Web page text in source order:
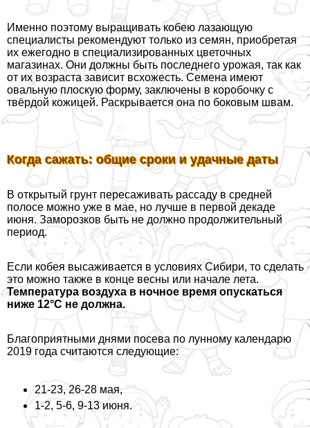
Именно поэтому выращивать кобею лазающую
специалисты рекомендуют только из семян, приобретая
их ежегодно в специализированных цветочных
магазинах. Они должны быть последнего урожая, так как
от их возраста зависит всхожесть. Семена имеют
овальную плоскую форму, заключены в коробочку с
твёрдой кожицей. Раскрывается она по боковым швам.
Когда сажать: общие сроки и удачные даты
В открытый грунт пересаживать рассаду в средней
полосе можно уже в мае, но лучше в первой декаде
июня. Заморозков быть не должно продолжительный
период.
Если кобея высаживается в условиях Сибири, то сделать
это можно также в конце весны или начале лета.
Температура воздуха в ночное время опускаться
ниже 12°С не должна.
Благоприятными днями посева по лунному календарю
2019 года считаются следующие:
21-23, 26-28 мая,
1-2, 5-6, 9-13 июня.